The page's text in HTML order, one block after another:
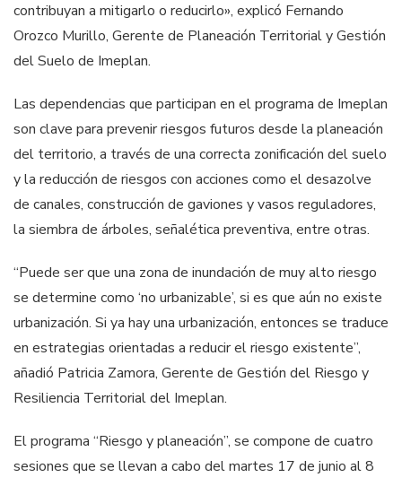
contribuyan a mitigarlo o reducirlo», explicó Fernando
Orozco Murillo, Gerente de Planeación Territorial y Gestión
del Suelo de Imeplan.
Las dependencias que participan en el programa de Imeplan
son clave para prevenir riesgos futuros desde la planeación
del territorio, a través de una correcta zonificación del suelo
y la reducción de riesgos con acciones como el desazolve
de canales, construcción de gaviones y vasos reguladores,
la siembra de árboles, señalética preventiva, entre otras.
“Puede ser que una zona de inundación de muy alto riesgo
se determine como ‘no urbanizable’, si es que aún no existe
urbanización. Si ya hay una urbanización, entonces se traduce
en estrategias orientadas a reducir el riesgo existente”,
añadió Patricia Zamora, Gerente de Gestión del Riesgo y
Resiliencia Territorial del Imeplan.
El programa “Riesgo y planeación”, se compone de cuatro
sesiones que se llevan a cabo del martes 17 de junio al 8